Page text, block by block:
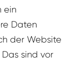
ein
Daten
der Website
sind vor